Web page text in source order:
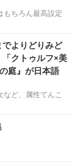
もちろん最高設定
よりどりみど
クトゥルフ×美
庭』が日本語
ど、属性てんこ